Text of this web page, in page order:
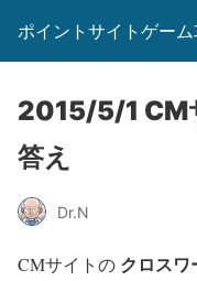
ポイントサイトゲー
2015/5/1 CM
答え
Dr.N
CMサイトの クロスワ